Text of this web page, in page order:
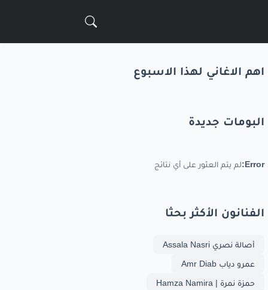
اهم الاغاني لهذا الاسبوع
البومات جديدة
Error: لم يتم العثور على أي نتائج
الفنانون الأكثر بحثا
أصالة نصري Assala Nasri
عمرو دياب Amr Diab
حمزة نمرة | Hamza Namira